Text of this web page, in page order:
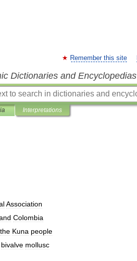
Remember this site
Dictionaries and Encyclopedias
Interpretations
Association
Colombia
the Kuna people
bivalve mollusc